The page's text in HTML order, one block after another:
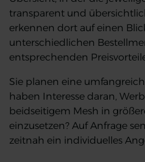
transparent und
erkennen dort auf einen
unterschiedlichen
entsprechenden
Sie planen eine
haben Interesse daran,
beidseitigem Mesh in
einzusetzen? Auf Anfrage
zeitnah ein individuelles